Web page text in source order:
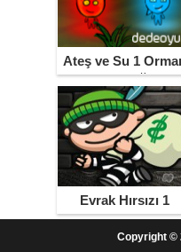
Ateş ve Su 1
Tapınağı
Evrak Hırsızı 1
Copyright ©